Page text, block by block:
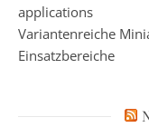
applications
Variantenreiche
Einsatzbereiche